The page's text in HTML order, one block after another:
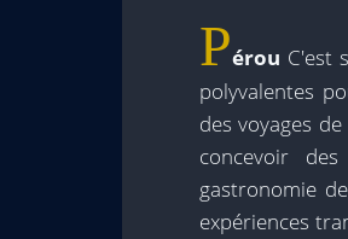
Pérou C'est
polyvalentes
des voyages
concevoir
gastronomie
expériences